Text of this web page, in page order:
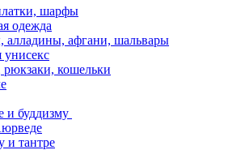
шарфы
одежда
алладины, афгани, шальвары
унисекс
кошельки
и буддизму
и тантре